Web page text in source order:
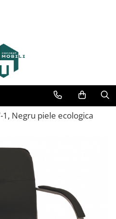
1, Negru piele ecologica